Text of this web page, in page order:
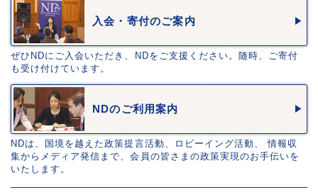
入会・寄付のご案内
ぜひNDにご入会いただき、NDをご支援ください。随時、ご寄付
も受け付けています。
NDのご利用案内
NDは、国境を越えた政策提言活動、ロビーイング活動、 情報収
集からメディア発信まで、会員の皆さまの政策実現のお手伝いを
いたします。